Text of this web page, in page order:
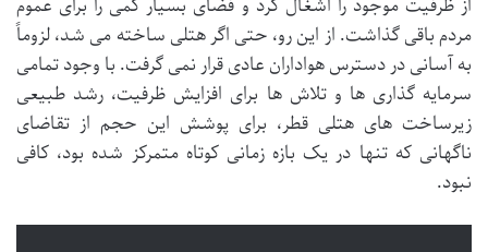
مردم باقی گذاشت. از این رو، حتی اگر هتلی ساخته می شد، لزوماً
به آسانی در دسترس هواداران عادی قرار نمی گرفت. با وجود تمامی
سرمایه گذاری ها و تلاش ها برای افزایش ظرفیت، رشد طبیعی
زیرساخت های هتلی قطر، برای پوشش این حجم از تقاضای
ناگهانی که تنها در یک بازه زمانی کوتاه متمرکز شده بود، کافی
نبود.